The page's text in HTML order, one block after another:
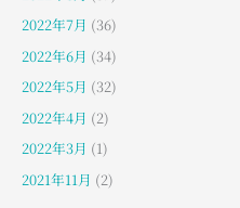
2022年7月 (36)
2022年6月 (34)
2022年5月 (32)
2022年4月 (2)
2022年3月 (1)
2021年11月 (2)